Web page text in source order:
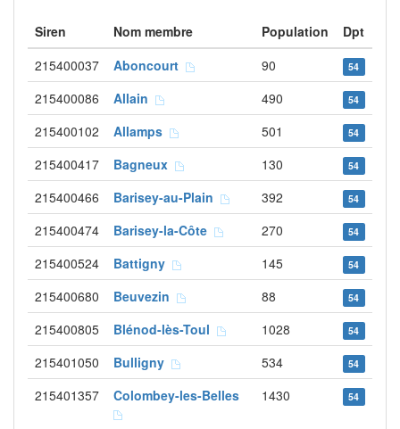
Siren Nom membre Population
Dpt
215400037
Aboncourt 90 54
215400086 Allain 490 54
215400102 Allamps 501 54
215400417 Bagneux 130 54
215400466 Barisey-au-Plain 392 54
215400474 Barisey-la-Côte 270 54
215400524 Battigny 145 54
215400680 Beuvezin 88 54
215400805 Blénod-lès-Toul 1028 54
215401050 Bulligny 534 54
215401357 Colombey-les-Belles 1430 54